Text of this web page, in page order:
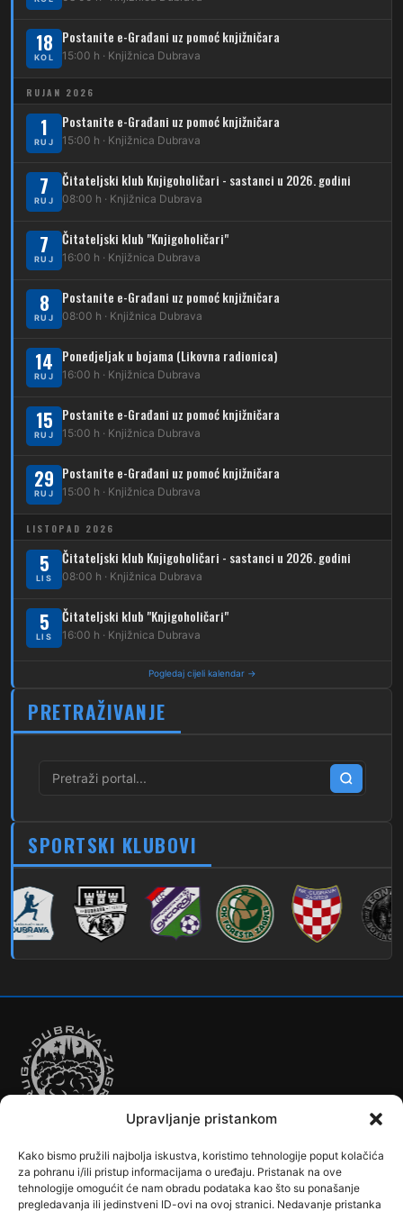
Upravljanje pristankom
Kako bismo pružili najbolja iskustva, koristimo tehnologije poput kolačića
za pohranu i/ili pristup informacijama o uređaju. Pristanak na ove
tehnologije omogućit će nam obradu podataka kao što su ponašanje
pregledavanja ili jedinstveni ID-ovi na ovoj stranici. Nedavanje pristanka
213
214 Koledinečka – Resnički gaj
223 Dubrava – Trnovčica – Dubec
230 Dubrava – Granešinski Novaki
232 Dubrava – Jazbina
269
DUBEC
212
223 Dubec – Trnovčica – Dubrava
224 Dubec – Novoselec
261 Dubec – Sesvete – Goranec
262 Dubec – Sesvete – Planina Donja
263 Dubec – Sesvete–Kašina – Pl.Gornja
264 Dubec – Sesvete – Jesenovec
267
270 Dubec – Sesvete – Blaguša
272 Dubec – Sesvete – Moravče
273
Dubec – Sesvete – Laktec
280 Dubec – Sesvete – Šimuncevec
212 Noćna – Dubec – Sesvete
Karta tramvajskih linija
18
KOL
Postanite e-Građani uz pomoć knjižničara
15:00 h · Knjižnica Dubrava
RUJAN 2026
1
RUJ
Postanite e-Građani uz pomoć knjižničara
15:00 h · Knjižnica Dubrava
7
RUJ
Čitateljski klub Knjigoholičari - sastanci u 2026. godini
08:00 h · Knjižnica Dubrava
7
RUJ
Čitateljski klub "Knjigoholičari"
16:00 h · Knjižnica Dubrava
8
RUJ
Postanite e-Građani uz pomoć knjižničara
08:00 h · Knjižnica Dubrava
14
RUJ
Ponedjeljak u bojama (Likovna radionica)
16:00 h · Knjižnica Dubrava
15
RUJ
Postanite e-Građani uz pomoć knjižničara
15:00 h · Knjižnica Dubrava
29
RUJ
Postanite e-Građani uz pomoć knjižničara
15:00 h · Knjižnica Dubrava
LISTOPAD 2026
5
LIS
Čitateljski klub Knjigoholičari - sastanci u 2026. godini
08:00 h · Knjižnica Dubrava
5
LIS
Čitateljski klub "Knjigoholičari"
16:00 h · Knjižnica Dubrava
Pogledaj cijeli kalendar →
PRETRAŽIVANJE
SPORTSKI KLUBOVI
Autobusi Automobilizam Biciklizam
Borilački Sportovi
Cookie Policy (EU)
Crkve, samostani i župni uredi
Dječji vrtići